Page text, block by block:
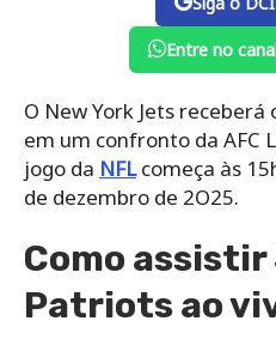
Entre no
O New York Jets
em um confronto da AFC
jogo da NFLcomeça às
de dezembro de 2O25.
Como
Patriots ao